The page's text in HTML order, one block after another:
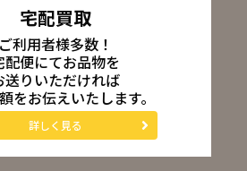
宅配買取
ご利用者様多数！
配便にてお品物を
送りいただければ
をお伝えいたします。
詳しく見る